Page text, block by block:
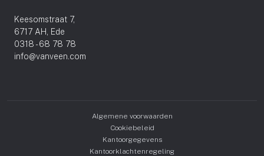
Keesomstraat 7,
6717 AH, Ede
0318 - 68 78 78
info@vanveen.com
Algemene voorwaarden
Cookiebeleid
Kantoorgegevens
Kantoorklachtenregeling